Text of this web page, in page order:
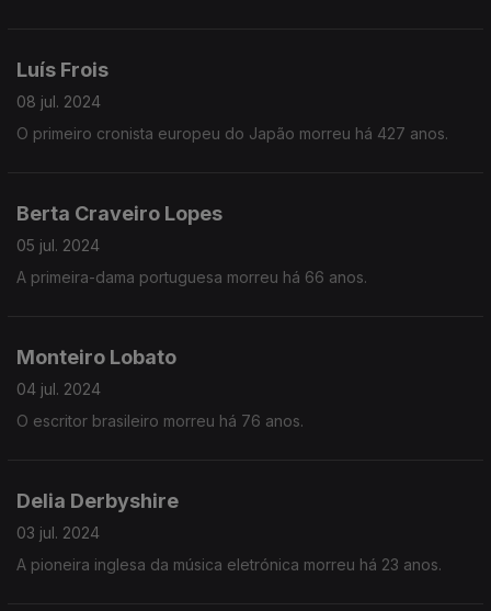
Luís Frois
08 jul. 2024
O primeiro cronista europeu do Japão morreu há 427 anos.
Berta Craveiro Lopes
05 jul. 2024
A primeira-dama portuguesa morreu há 66 anos.
Monteiro Lobato
04 jul. 2024
O escritor brasileiro morreu há 76 anos.
Delia Derbyshire
03 jul. 2024
A pioneira inglesa da música eletrónica morreu há 23 anos.